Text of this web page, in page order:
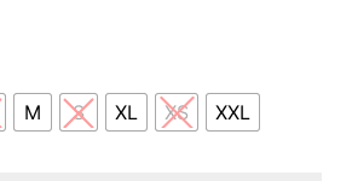
M S XL XS XXL